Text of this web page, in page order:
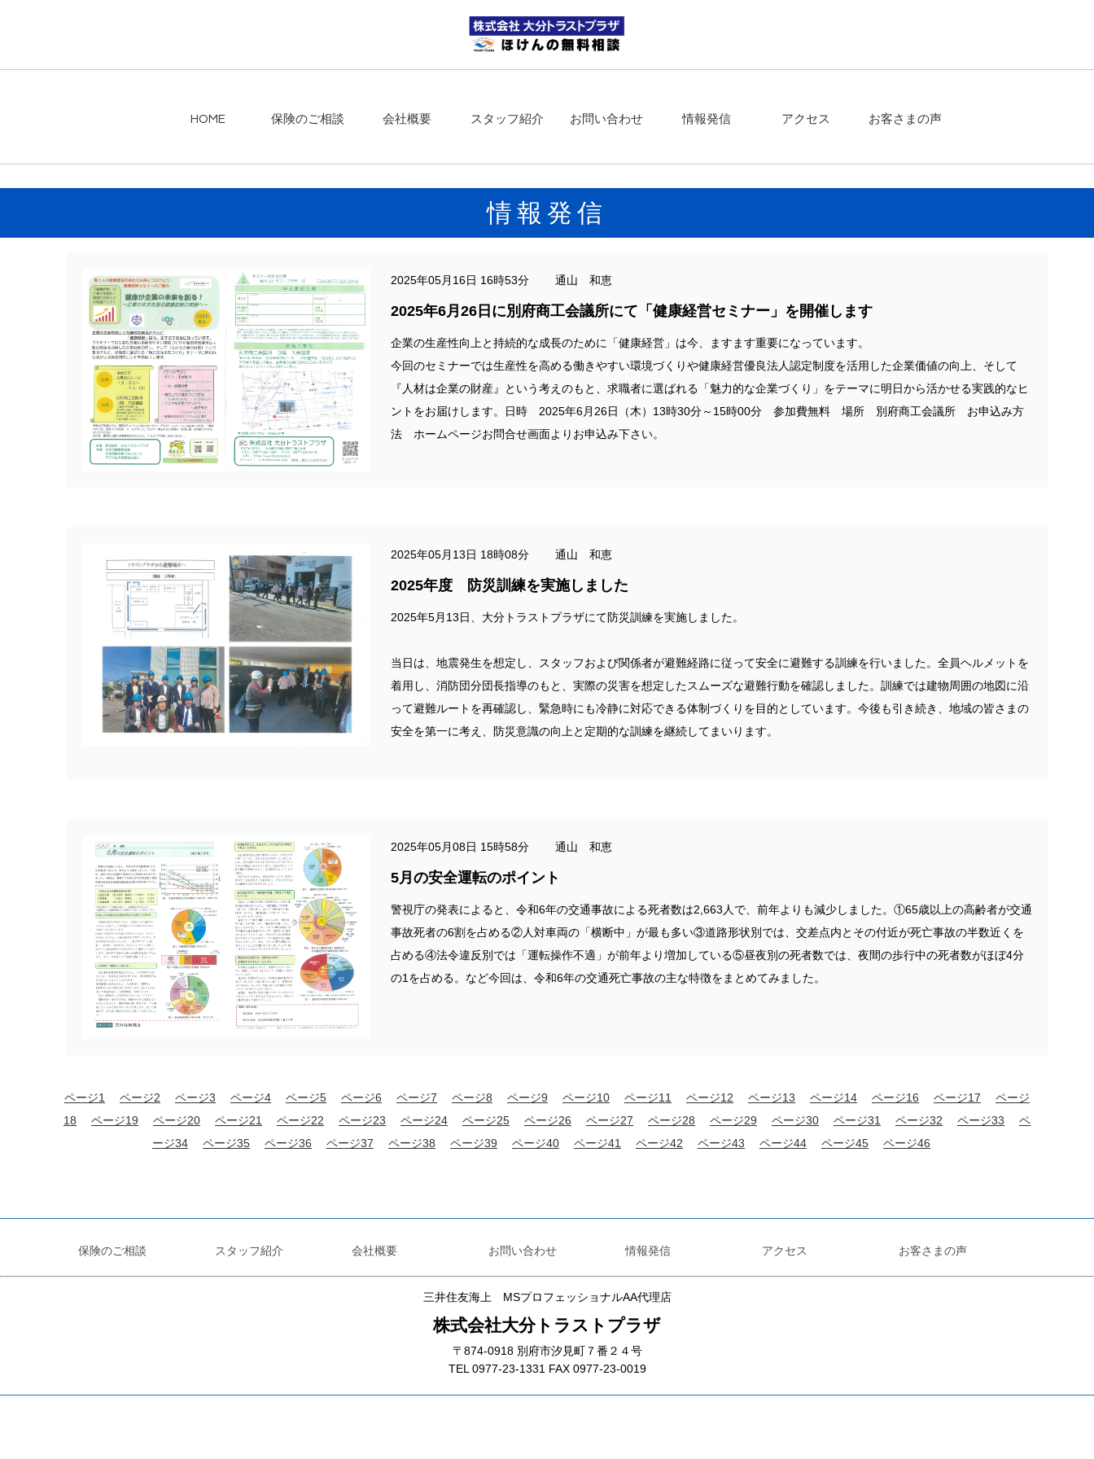
HOME 保険のご相談 会社概要 スタッフ紹介 お問い合わせ 情報発信 アクセス お客さまの声
情報発信
2025年05月16日 16時53分 通山 和恵
2025年6月26日に別府商工会議所にて「健康経営セミナー」を開催します
企業の生産性向上と持続的な成長のために「健康経営」は今、ますます重要になっています。
今回のセミナーでは生産性を高める働きやすい環境づくりや健康経営優良法人認定制度を活用した企業価値の向上、そして
『人材は企業の財産』という考えのもと、求職者に選ばれる「魅力的な企業づくり」をテーマに明日から活かせる実践的なヒ
ントをお届けします。日時 2025年6月26日（木）13時30分～15時00分 参加費無料 場所 別府商工会議所 お申込み方
法 ホームページお問合せ画面よりお申込み下さい。
2025年05月13日 18時08分 通山 和恵
2025年度 防災訓練を実施しました
2025年5月13日、大分トラストプラザにて防災訓練を実施しました。
当日は、地震発生を想定し、スタッフおよび関係者が避難経路に従って安全に避難する訓練を行いました。全員ヘルメットを
着用し、消防団分団長指導のもと、実際の災害を想定したスムーズな避難行動を確認しました。訓練では建物周囲の地図に沿
って避難ルートを再確認し、緊急時にも冷静に対応できる体制づくりを目的としています。今後も引き続き、地域の皆さまの
安全を第一に考え、防災意識の向上と定期的な訓練を継続してまいります。
2025年05月08日 15時58分 通山 和恵
5月の安全運転のポイント
警視庁の発表によると、令和6年の交通事故による死者数は2,663人で、前年よりも減少しました。①65歳以上の高齢者が交通
事故死者の6割を占める②人対車両の「横断中」が最も多い③道路形状別では、交差点内とその付近が死亡事故の半数近くを
占める④法令違反別では「運転操作不適」が前年より増加している⑤昼夜別の死者数では、夜間の歩行中の死者数がほぼ4分
の1を占める。など今回は、令和6年の交通死亡事故の主な特徴をまとめてみました。
ページ1 ページ2 ページ3 ページ4 ページ5 ページ6 ページ7 ページ8 ページ9 ページ10 ページ11 ページ12 ページ13 ページ14 ページ16 ページ17
ページ
18
ページ19 ページ20 ページ21 ページ22 ページ23 ページ24 ページ25 ページ26 ページ27 ページ28 ページ29 ページ30 ページ31 ページ32 ページ33
ペ
ージ34
ページ35 ページ36 ページ37 ページ38 ページ39 ページ40 ページ41 ページ42 ページ43 ページ44 ページ45 ページ46
保険のご相談 スタッフ紹介 会社概要 お問い合わせ 情報発信 アクセス お客さまの声
三井住友海上 MSプロフェッショナルAA代理店
株式会社大分トラストプラザ
〒874-0918 別府市汐見町７番２４号
TEL 0977-23-1331 FAX 0977-23-0019